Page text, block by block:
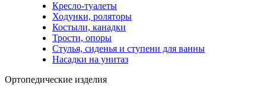
Кресло-туалеты
Ходунки, роляторы
Костыли, канадки
Трости, опоры
Стулья, сиденья и ступени для ванны
Насадки на унитаз
Ортопедические изделия